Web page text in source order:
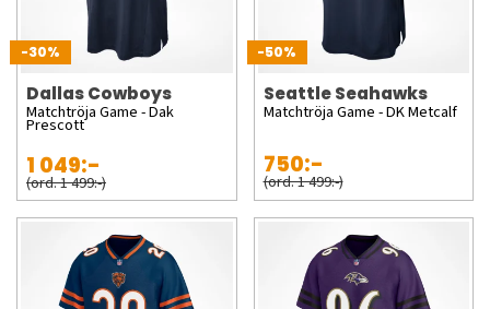
-30%
Dallas Cowboys
Matchtröja Game - Dak
Prescott
1 049:-
(ord. 1 499:-)
-50%
Seattle Seahawks
Matchtröja Game - DK Metcalf
750:-
(ord. 1 499:-)